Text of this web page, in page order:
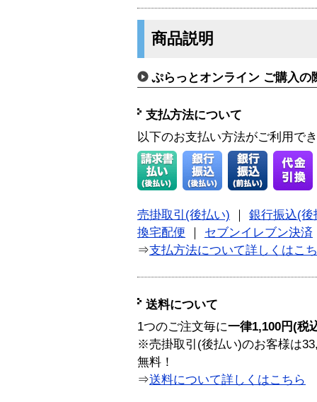
商品説明
ぷらっとオンライン ご購入の
支払方法について
以下のお支払い方法がご利用で
売掛取引(後払い)
銀行振込(後
換宅配便
セブンイレブン決済
⇒支払方法について詳しくはこ
送料について
1つのご注文毎に一律1,100円(税
※売掛取引(後払い)のお客様は
無料！
⇒送料について詳しくはこちら